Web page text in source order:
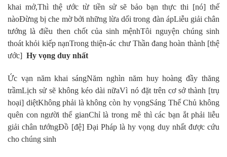
khai mở,Thì thệ ước từ tiền sử sẽ bảo bạn thực thi [nó] thế
nàoĐừng bị che mờ bởi những lừa dối trong đàn ápLiễu giải chân
tướng là điều then chốt của sinh mệnhTôi nguyện chúng sinh
thoát khỏi kiếp nạnTrong thiện-ác chư Thần đang hoàn thành [thệ
ước] Hy vọng duy nhất
Ức vạn năm khai sángNăm nghìn năm huy hoàng đầy thăng
trầmLịch sử sẽ không kéo dài nữaVì nó đặt trên cơ sở thành [trụ
hoại] diệtKhông phải là không còn hy vọngSáng Thế Chủ không
quên con người thế gianChỉ là trong mê thì các bạn ắt phải liễu
giải chân tướngĐồ [đệ] Đại Pháp là hy vọng duy nhất được cứu
cho chúng sinh